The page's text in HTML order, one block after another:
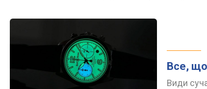
Все, що
Види